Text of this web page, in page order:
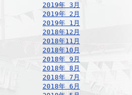
2019年 3月
2019年 2月
2019年 1月
2018年12月
2018年11月
2018年10月
2018年 9月
2018年 8月
2018年 7月
2018年 6月